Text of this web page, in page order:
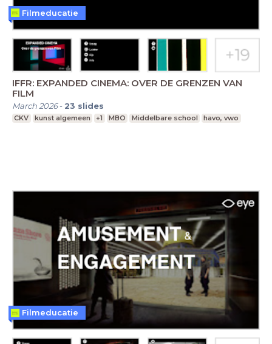
IFFR: EXPANDED CINEMA: OVER DE GRENZEN VAN
FILM
March 2026- 23 slides
CKV kunst algemeen +1 MBO Middelbare school havo, vwo
Filmeducatie
Filmeducatie